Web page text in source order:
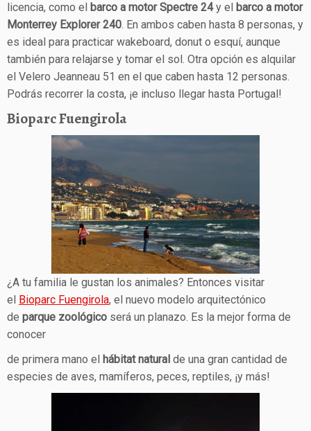
licencia, como el barco a motor Spectre 24y el barco a motor
Monterrey Explorer 240. En ambos caben hasta 8 personas, y
es ideal para practicar wakeboard, donut o esquí, aunque
también para relajarse y tomar el sol. Otra opción es alquilar
el Velero Jeanneau 51 en el que caben hasta 12 personas.
Podrás recorrer la costa, ¡e incluso llegar hasta Portugal!
Bioparc Fuengirola
¿A tu familia le gustan los animales? Entonces visitar
el Bioparc Fuengirola, el nuevo modelo arquitectónico
de parque zoológico será un planazo. Es la mejor forma de
conocer
de primera mano el hábitat natural de una gran cantidad de
especies de aves, mamíferos, peces, reptiles, ¡y más!